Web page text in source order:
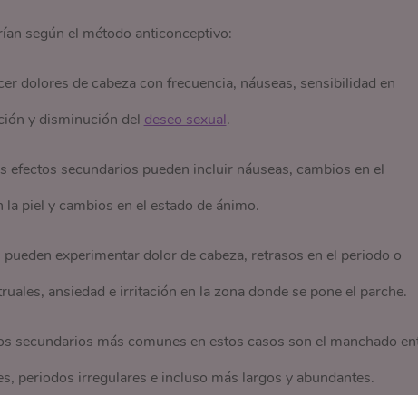
según el método anticonceptivo:
dolores de cabeza con frecuencia, náuseas, sensibilidad en
y disminución del deseo sexual.
efectos secundarios pueden incluir náuseas, cambios en el
piel y cambios en el estado de ánimo.
experimentar dolor de cabeza, retrasos en el periodo o
ansiedad e irritación en la zona donde se pone el parche.
secundarios más comunes en estos casos son el manchado
periodos irregulares e incluso más largos y abundantes.